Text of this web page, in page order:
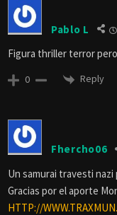
Pablo L
Figura thriller terror
0 Reply
Fhercho06
Un samurai travesti
Gracias por el aporte
HTTP://